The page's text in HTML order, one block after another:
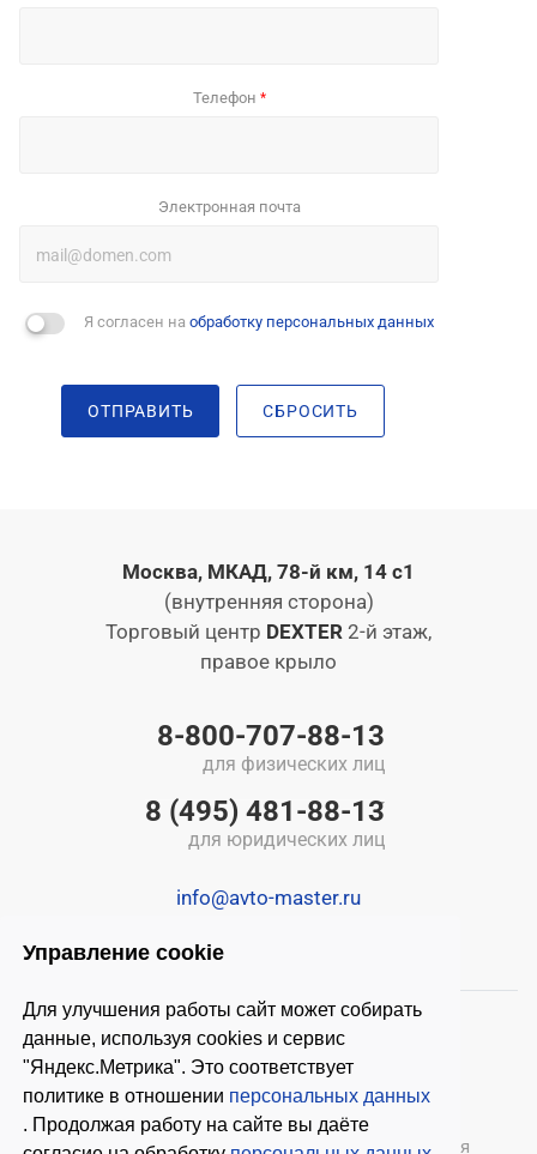
Управление cookie
Для улучшения работы сайт может собирать
данные, используя cookies и сервис
"Яндекс.Метрика". Это соответствует
политике в отношении персональных данных
. Продолжая работу на сайте вы даёте
Телефон *
Электронная почта
Я согласен на обработку персональных данных
ОТПРАВИТЬ СБРОСИТЬ
Москва, МКАД, 78-й км, 14 с1
(внутренняя сторона)
Торговый центр DEXTER 2-й этаж,
правое крыло
8-800-707-88-13
для физических лиц
8 (495) 481-88-13
для юридических лиц
info@avto-master.ru
© 2026 ООО «Автомастер»— оборудование для